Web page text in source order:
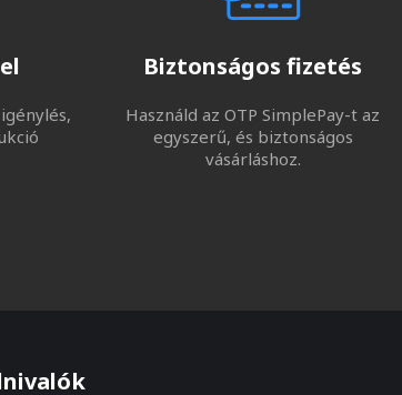
Biztonságos fizetés
Használd az OTP SimplePay-t az
egyszerű, és biztonságos
vásárláshoz.